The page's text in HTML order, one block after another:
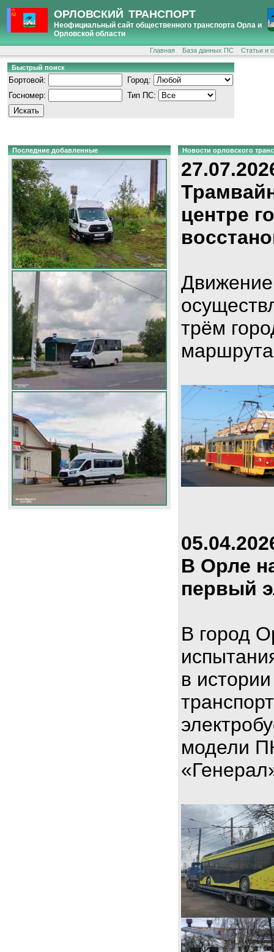
ОРЛОВСКИЙ ТРАНСПОРТ
Неофициальный сайт общественного транспорта Орла и
Орловской области
Главная База данных ПС Статьи и
Быстрый поиск
Бортовой:
Город:
Госномер:
Тип ПС:
Последние добавленные Новости орловского
центре
Движение
трём
В Орле
первый
В город
в
модели